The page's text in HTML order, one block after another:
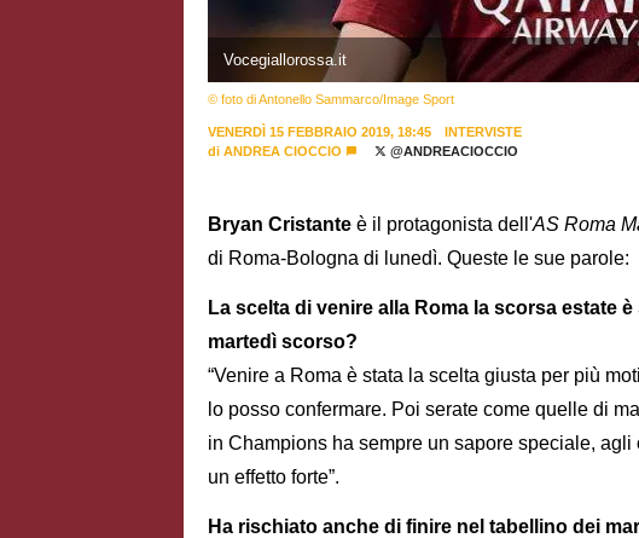
Vocegiallorossa.it
© foto di Antonello Sammarco/Image Sport
VENERDÌ 15 FEBBRAIO 2019, 18:45
INTERVISTE
di ANDREA CIOCCIO @ANDREACIOCCIO
Bryan Cristante è il protagonista dell'AS Roma
di Roma-Bologna di lunedì. Queste le sue parole:
La scelta di venire alla Roma la scorsa estate
martedì scorso?
“Venire a Roma è stata la scelta giusta per più
lo posso confermare. Poi serate come quelle di
in Champions ha sempre un sapore speciale,
un effetto forte”.
Ha rischiato anche di finire nel tabellino dei